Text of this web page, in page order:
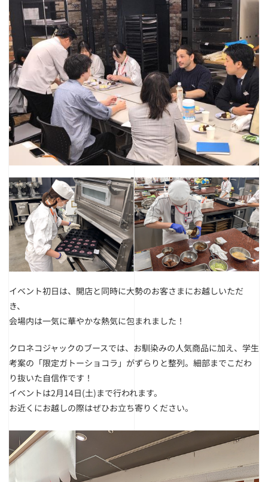
イベント初日は、開店と同時に大勢のお客さまにお越しいただ
き、
会場内は一気に華やかな熱気に包まれました！
クロネコジャックのブースでは、お馴染みの人気商品に加え、学生
考案の「限定ガトーショコラ」がずらりと整列。細部までこだわ
り抜いた自信作です！
イベントは2月14日(土)まで行われます。
お近くにお越しの際はぜひお立ち寄りください。